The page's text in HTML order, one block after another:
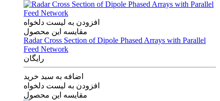
افزودن به لیست دلخواه
مقایسه این محصول
Radar Cross Section of Dipole Phased Arrays with Parallel
Feed Network
رایگان
اضافه به سبد خرید
افزودن به لیست دلخواه
مقایسه این محصول